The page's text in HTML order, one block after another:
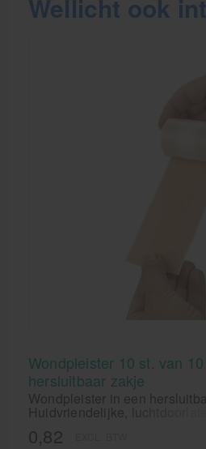
Wellicht ook
Wondpleister 10 st. van
hersluitbaar zakje
Wondpleister in een
Huidvriendelijke,
van textiel. Deze pleister
0,82